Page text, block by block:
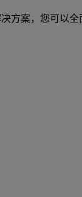
方案，您可以